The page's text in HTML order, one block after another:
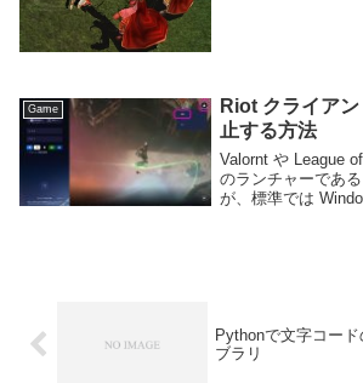
Game
Riot クライア
止する方法
Valornt や League
のランチャーであ
が、標準では
動作するようにな
し、PC を利用す
Pythonで文字コー
ブラリ